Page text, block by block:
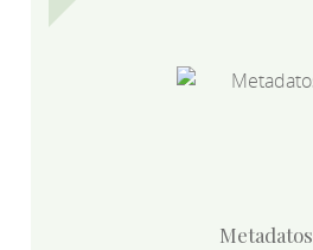
Metadatos